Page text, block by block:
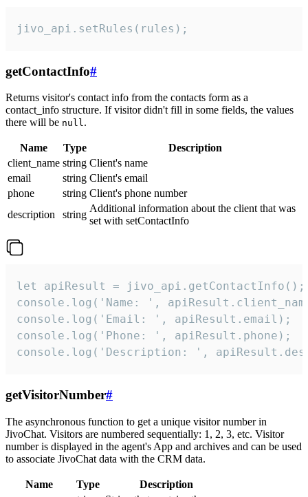
jivo_api.setRules(rules);
getContactInfo#
Returns visitor's contact info from the contacts form as a
contact_info structure. If visitor didn't fill in some fields, the values
there will be null.
Name Type
Description
client_name string Client's name
email
string Client's email
phone
string Client's phone number
description
string
Additional information about the client that was
set with setContactInfo
let apiResult = jivo_api.getContactInfo();
console.log('Name: ',
console.log('Email: ', apiResult.email);
console.log('Phone: ', apiResult.phone);
console.log('Description: ',
getVisitorNumber#
The asynchronous function to get a unique visitor number in
JivoChat. Visitors are numbered sequentially: 1, 2, 3, etc. Visitor
number is displayed in the agent's App and archives and can be used
to associate JivoChat data with the CRM data.
Name Type
Description